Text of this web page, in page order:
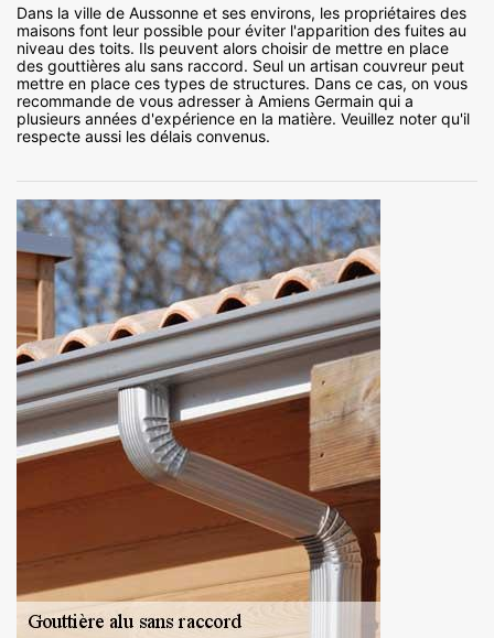
Dans la ville de Aussonne et ses environs, les propriétaires des
maisons font leur possible pour éviter l'apparition des fuites au
niveau des toits. Ils peuvent alors choisir de mettre en place
des gouttières alu sans raccord. Seul un artisan couvreur peut
mettre en place ces types de structures. Dans ce cas, on vous
recommande de vous adresser à Amiens Germain qui a
plusieurs années d'expérience en la matière. Veuillez noter qu'il
respecte aussi les délais convenus.